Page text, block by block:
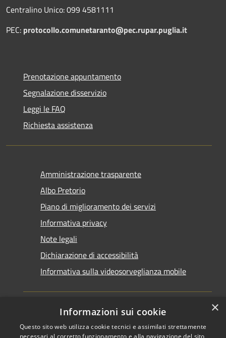
Centralino Unico: 099 4581111
PEC: protocollo.comunetaranto@pec.rupar.puglia.it
Prenotazione appuntamento
Segnalazione disservizio
Leggi le FAQ
Richiesta assistenza
Amministrazione trasparente
Albo Pretorio
Piano di miglioramento dei servizi
Informativa privacy
Note legali
Dichiarazione di accessibilità
Informativa sulla videosorveglianza mobile
RSS Copyright © 2026 • Comune di
×
Informazioni sui cookie
Questo sito web utilizza cookie tecnici e assimilati strettamente
necessari al corretto funzionamento e alla navigazione del sito,